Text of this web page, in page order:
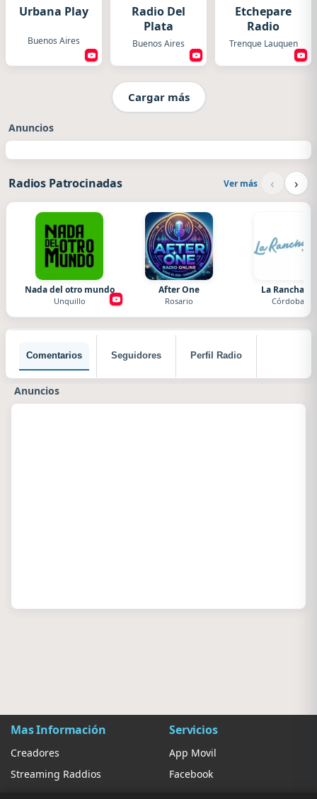
Urbana Play
Buenos Aires
Radio Del
Plata
Buenos Aires
Etchepare
Radio
Trenque Lauquen
Cargar más
Anuncios
Radios Patrocinadas Ver más ‹ ›
Nada del otro mundo
Unquillo
After One
Rosario
La Ranchada
Córdoba
Comentarios Seguidores Perfil Radio
Anuncios
Mas Información
Creadores
Streaming Raddios
Servicios
App Movil
Facebook